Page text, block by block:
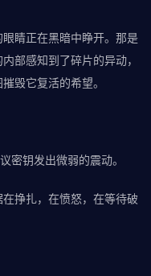
睛正在黑暗中睁开。那是
部感知到了碎片的异动，
毁它复活的希望。
钥发出微弱的震动。
挣扎，在愤怒，在等待破